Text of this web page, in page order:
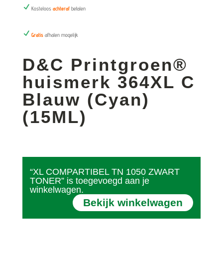
N Kosteloos achteraf betalen
N Gratis afhalen mogelijk
D&C Printgroen®
huismerk 364XL C
Blauw (Cyan)
(15ML)
“XL COMPARTIBEL TN 1050 ZWART
TONER” is toegevoegd aan je
winkelwagen.
Bekijk winkelwagen